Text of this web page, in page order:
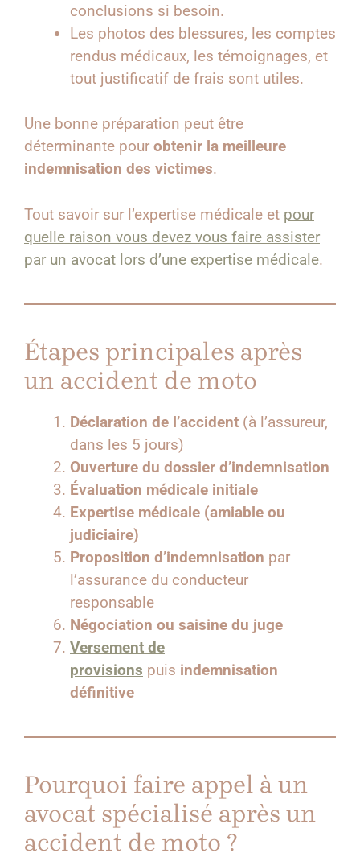
conclusions si besoin.
Les photos des blessures, les comptes
rendus médicaux, les témoignages, et
tout justificatif de frais sont utiles.
Une bonne préparation peut être
déterminante pour obtenir la meilleure
indemnisation des victimes.
Tout savoir sur l’expertise médicale et pour
quelle raison vous devez vous faire assister
par un avocat lors d’une expertise médicale.
Étapes principales après
un accident de moto
Déclaration de l’accident (à l’assureur,
dans les 5 jours)
Ouverture du dossier d’indemnisation
Évaluation médicale initiale
Expertise médicale (amiable ou
judiciaire)
Proposition d’indemnisation par
l’assurance du conducteur
responsable
Négociation ou saisine du juge
Versement de
provisions puis indemnisation
définitive
Pourquoi faire appel à un
avocat spécialisé après un
accident de moto ?